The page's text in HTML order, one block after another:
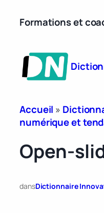
Formations et
Accueil »
numérique et
Open-
dansDictionnaire